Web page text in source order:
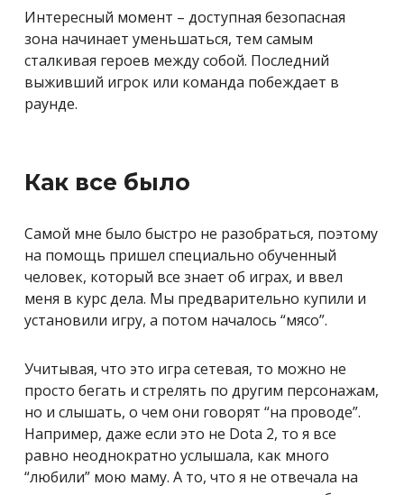
Интересный момент – доступная безопасная
зона начинает уменьшаться, тем самым
сталкивая героев между собой. Последний
выживший игрок или команда побеждает в
раунде.
Как все было
Самой мне было быстро не разобраться, поэтому
на помощь пришел специально обученный
человек, который все знает об играх, и ввел
меня в курс дела. Мы предварительно купили и
установили игру, а потом началось “мясо”.
Учитывая, что это игра сетевая, то можно не
просто бегать и стрелять по другим персонажам,
но и слышать, о чем они говорят “на проводе”.
Например, даже если это не Dota 2, то я все
равно неоднократно услышала, как много
“любили” мою маму. А то, что я не отвечала на